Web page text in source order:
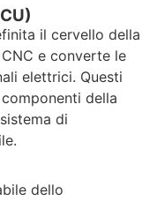
il cervello della
e converte le
elettrici. Questi
della
di
dello